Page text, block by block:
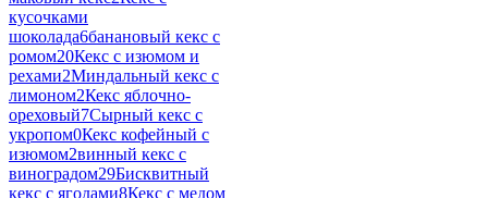
кусочками
шоколада6банановый кекс с
ромом20Кекс с изюмом и
рехами2Миндальный кекс с
лимоном2Кекс яблочно-
ореховый7Сырный кекс с
укропом0Кекс кофейный с
изюмом2винный кекс с
виноградом29Бисквитный
кекс с ягодами8Кекс с медом